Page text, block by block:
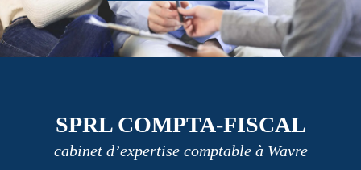
SPRL COMPTA-FISCAL
cabinet d’expertise comptable à Wavre